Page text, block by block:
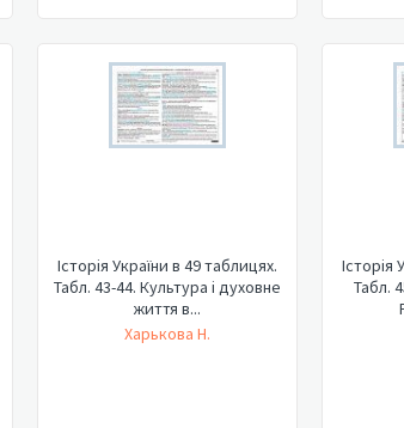
Історія України в 49 таблицях.
Табл. 43-44. Культура і духовне
життя в...
Харькова Н.
Історія
Табл.